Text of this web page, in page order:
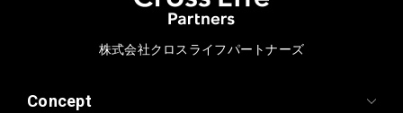
株式会社クロスライフパートナーズ
Concept